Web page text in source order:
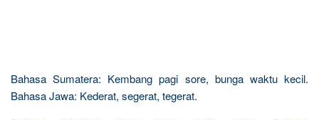
Bahasa Sumatera: Kembang pagi sore, bunga waktu kecil.
Bahasa Jawa: Kederat, segerat, tegerat.